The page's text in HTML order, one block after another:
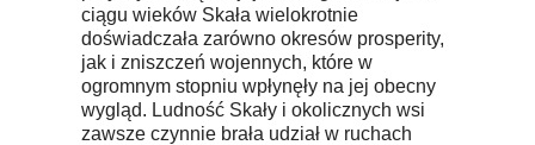
ciągu wieków Skała wielokrotnie
doświadczała zarówno okresów prosperity,
jak i zniszczeń wojennych, które w
ogromnym stopniu wpłynęły na jej obecny
wygląd. Ludność Skały i okolicznych wsi
zawsze czynnie brała udział w ruchach